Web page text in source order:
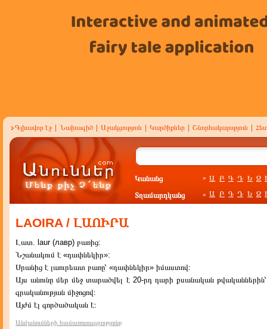
Գլխավոր էջ Նախագիծ Աջակցություն Կարծիքներ Շնորհակալություն
Կանանց » Ա Բ Գ Դ Ե Զ
Տղամարդկանց » Ա Բ Գ Դ Ե Զ
LAOIRA / ԼԱՈԻՐԱ
Լատ. laur (лавр) բառից:
Նշանակում է «դափնեկիր»:
Սրանից է լաուրեատ բառը՝ «դափնեկիր» իմաստով։
Այս անունը մեր մեջ տարածվել է 20-րդ դարի քսանական
գրականության միջոցով։
Այժմ էլ գործածական է։
Անվանումների համառոտագրությունը